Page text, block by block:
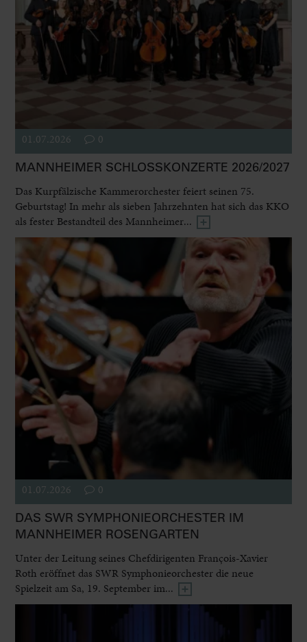
01.07.2026 0
MANNHEIMER SCHLOSSKONZERTE 2026/2027
Das Kurpfälzische Kammerorchester feiert seinen 75.
Geburtstag! In mehr als sieben Jahrzehnten hat sich das KKO
als fester Bestandteil des Mannheimer...
01.07.2026 0
DAS SWR SYMPHONIEORCHESTER IM
MANNHEIMER ROSENGARTEN
Unter der Leitung seines Chefdirigenten François-Xavier
Roth eröffnet das SWR Symphonieorchester die neue
Spielzeit am Sa, 19. September im...